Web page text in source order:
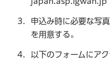
申込み時に必要な写
を用意する。
以下のフォームにア